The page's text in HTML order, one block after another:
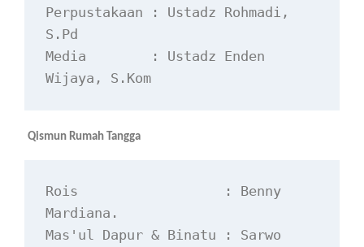
Perpustakaan : Ustadz Rohmadi,
S.Pd
Media        : Ustadz Enden
Wijaya, S.Kom
Qismun Rumah Tangga
Rois                  : Benny
Mardiana.
Mas'ul Dapur & Binatu : Sarwo